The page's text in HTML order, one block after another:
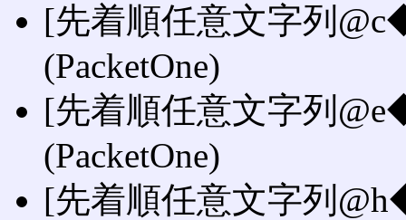
[先着順任意文字列
(PacketOne)
[先着順任意文字列
(PacketOne)
[先着順任意文字列